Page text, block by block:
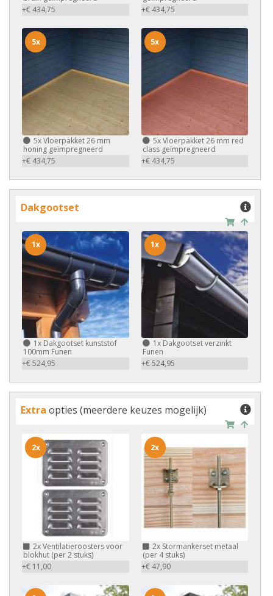
+€ 434,75
+€ 434,75
5xVloerpakket 26 mm
honing geïmpregneerd
+€ 434,75
5x
5xVloerpakket 26 mm red
class geïmpregneerd
+€ 434,75
5x
Dakgootset
1x Dakgootset kunststof
100mm Funen
+€ 524,95
1x
1xDakgootset verzinkt
Funen
+€ 524,95
1x
Extra opties (meerdere keuzes mogelijk)
2xVentilatieroosters voor
blokhut (per 2 stuks)
+€ 11,00
2x
2xStormankerset metaal
(per 4 stuks)
+€ 47,90
2x